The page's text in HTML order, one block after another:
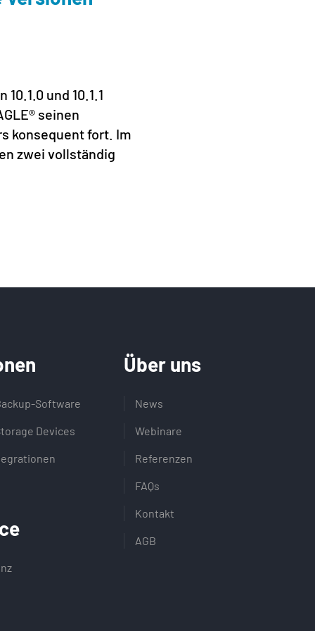
und 10.1.1
seinen
konsequent fort. Im
zwei vollständig
Software
Devices
Über uns
News
Webinare
Referenzen
FAQs
Kontakt
AGB